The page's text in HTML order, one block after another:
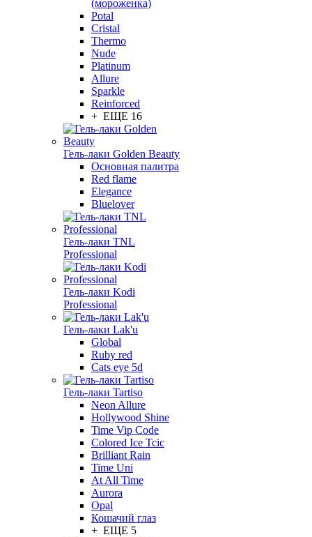
(мороженка)
Potal
Cristal
Thermo
Nude
Platinum
Allure
Sparkle
Reinforced
+ ЕЩЕ 16
Гель-лаки Golden Beauty
Основная палитра
Red flame
Elegance
Bluelover
Гель-лаки TNL
Professional
Гель-лаки Kodi
Professional
Гель-лаки Lak'u
Global
Ruby red
Cats eye 5d
Гель-лаки Tartiso
Neon Allure
Hollywood Shine
Time Vip Code
Colored Ice Tcic
Brilliant Rain
Time Uni
At All Time
Aurora
Opal
Кошачий глаз
+ ЕЩЕ 5